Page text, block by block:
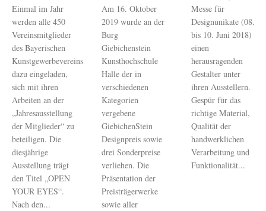
Einmal im Jahr
werden alle 450
Vereinsmitglieder
des Bayerischen
Kunstgewerbevereins
dazu eingeladen,
sich mit ihren
Arbeiten an der
„Jahresausstellung
der Mitglieder“ zu
beteiligen. Die
diesjährige
Ausstellung trägt
den Titel „OPEN
YOUR EYES“.
Nach den...
Am 16. Oktober
2019 wurde an der
Burg
Giebichenstein
Kunsthochschule
Halle der in
verschiedenen
Kategorien
vergebene
GiebichenStein
Designpreis sowie
drei Sonderpreise
verliehen. Die
Präsentation der
Preisträgerwerke
sowie aller
Messe für
Designunikate (08.
bis 10. Juni 2018)
einen
herausragenden
Gestalter unter
ihren Ausstellern.
Gespür für das
richtige Material,
Qualität der
handwerklichen
Verarbeitung und
Funktionalität...